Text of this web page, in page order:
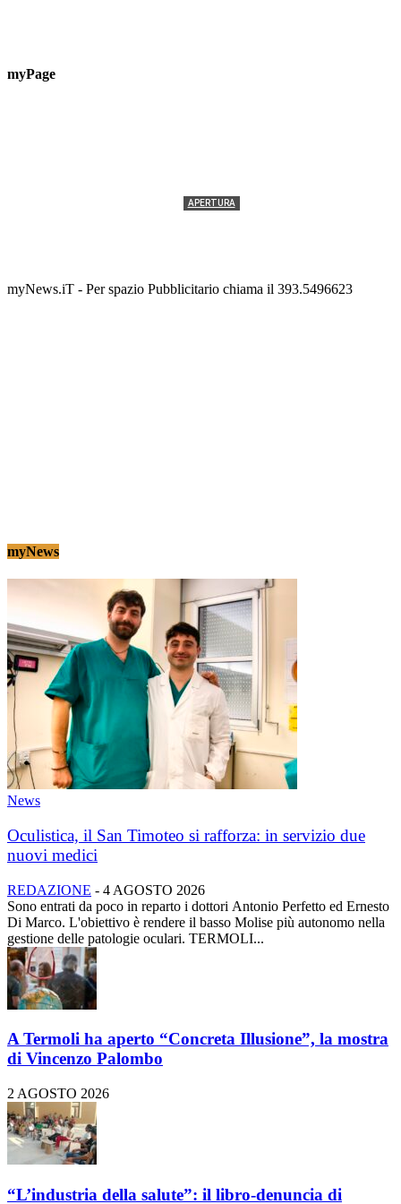
myPage
APERTURA
myNews.iT - Per spazio Pubblicitario chiama il 393.5496623
myNews
News
Oculistica, il San Timoteo si rafforza: in servizio due
nuovi medici
REDAZIONE - 4 AGOSTO 2026
Sono entrati da poco in reparto i dottori Antonio Perfetto ed Ernesto
Di Marco. L'obiettivo è rendere il basso Molise più autonomo nella
gestione delle patologie oculari. TERMOLI...
A Termoli ha aperto “Concreta Illusione”, la mostra
di Vincenzo Palombo
2 AGOSTO 2026
“L’industria della salute”: il libro-denuncia di